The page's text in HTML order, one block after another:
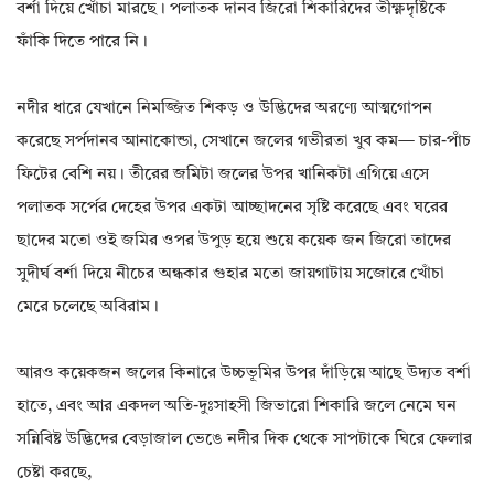
বর্শা দিয়ে খোঁচা মারছে। পলাতক দানব জিরো শিকারিদের তীক্ষ্ণদৃষ্টিকে
ফাঁকি দিতে পারে নি।
নদীর ধারে যেখানে নিমজ্জিত শিকড় ও উদ্ভিদের অরণ্যে আত্মগোপন
করেছে সর্পদানব আনাকোন্ডা, সেখানে জলের গভীরতা খুব কম— চার-পাঁচ
ফিটের বেশি নয়। তীরের জমিটা জলের উপর খানিকটা এগিয়ে এসে
পলাতক সর্পের দেহের উপর একটা আচ্ছাদনের সৃষ্টি করেছে এবং ঘরের
ছাদের মতো ওই জমির ওপর উপুড় হয়ে শুয়ে কয়েক জন জিরো তাদের
সুদীর্ঘ বর্শা দিয়ে নীচের অন্ধকার গুহার মতো জায়গাটায় সজোরে খোঁচা
মেরে চলেছে অবিরাম।
আরও কয়েকজন জলের কিনারে উচ্চভূমির উপর দাঁড়িয়ে আছে উদ্যত বর্শা
হাতে, এবং আর একদল অতি-দুঃসাহসী জিভারো শিকারি জলে নেমে ঘন
সন্নিবিষ্ট উদ্ভিদের বেড়াজাল ভেঙে নদীর দিক থেকে সাপটাকে ঘিরে ফেলার
চেষ্টা করছে,